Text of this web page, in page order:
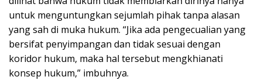
untuk menguntungkan sejumlah pihak tanpa alasan
yang sah di muka hukum. “Jika ada pengecualian yang
bersifat penyimpangan dan tidak sesuai dengan
koridor hukum, maka hal tersebut mengkhianati
konsep hukum,” imbuhnya.